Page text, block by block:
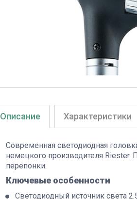
Описание
Современная светодиодная
немецкого производителя Riester.
перепонки.
Ключевые особенности
Светодиодный источник света
Характеристики